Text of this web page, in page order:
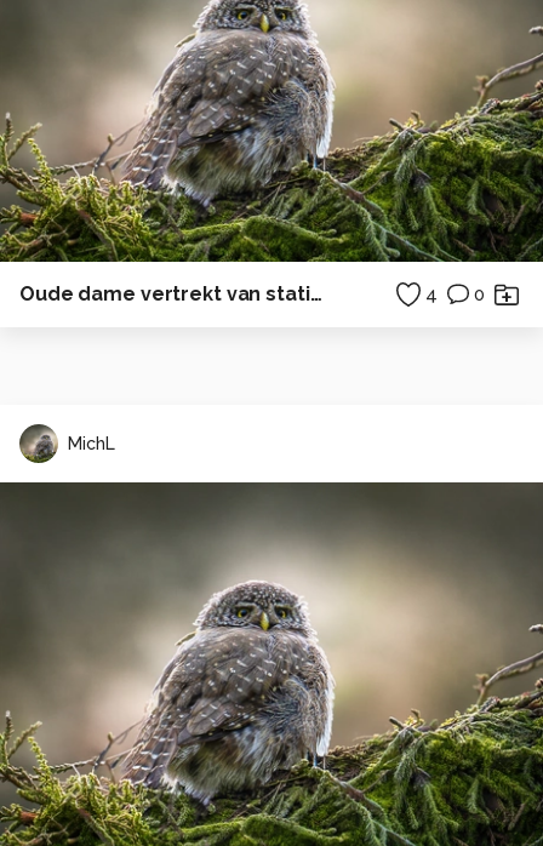
Oude dame vertrekt van station 4 0
MichL